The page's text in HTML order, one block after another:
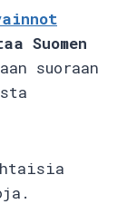
Suomen
suoraan